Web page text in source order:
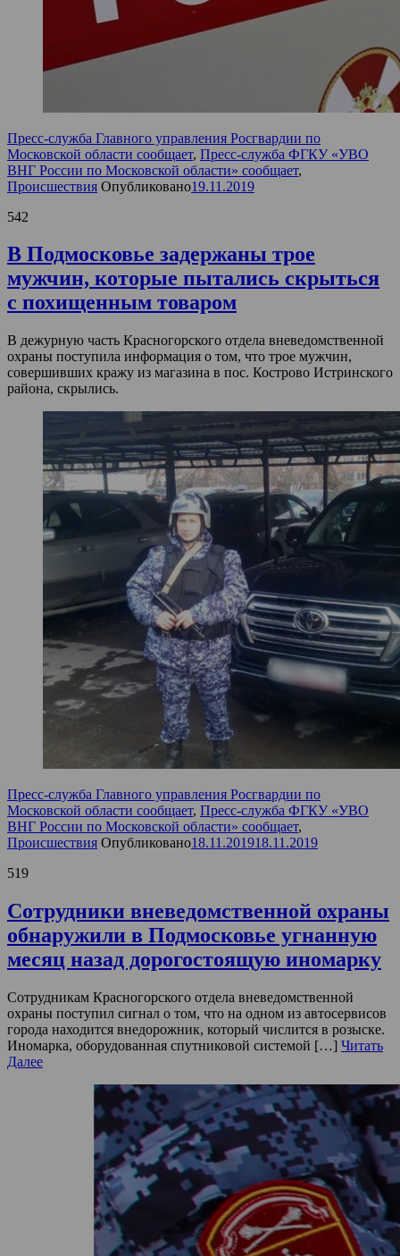
Пресс-служба Главного управления Росгвардии по
Московской области сообщает, Пресс-служба ФГКУ «УВО
ВНГ России по Московской области» сообщает,
Происшествия Опубликовано19.11.2019
542
В Подмосковье задержаны трое
мужчин, которые пытались скрыться
с похищенным товаром
В дежурную часть Красногорского отдела вневедомственной
охраны поступила информация о том, что трое мужчин,
совершивших кражу из магазина в пос. Кострово Истринского
района, скрылись.
Пресс-служба Главного управления Росгвардии по
Московской области сообщает, Пресс-служба ФГКУ «УВО
ВНГ России по Московской области» сообщает,
Происшествия Опубликовано18.11.201918.11.2019
519
Сотрудники вневедомственной охраны
обнаружили в Подмосковье угнанную
месяц назад дорогостоящую иномарку
Сотрудникам Красногорского отдела вневедомственной
охраны поступил сигнал о том, что на одном из автосервисов
города находится внедорожник, который числится в розыске.
Иномарка, оборудованная спутниковой системой […] Читать
Далее